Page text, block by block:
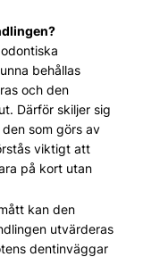
behållas
och den
Därför skiljer sig
som görs av
viktigt att
på kort utan
kan den
utvärderas
dentinväggar